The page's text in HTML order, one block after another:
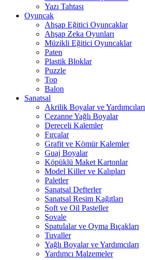
Yazı Tahtası
Oyuncak
Ahşap Eğitici Oyuncaklar
Ahşap Zeka Oyunları
Müzikli Eğitici Oyuncaklar
Paten
Plastik Bloklar
Puzzle
Top
Balon
Sanatsal
Akrilik Boyalar ve Yardımcıları
Cezanne Yağlı Boyalar
Dereceli Kalemler
Fırçalar
Grafit ve Kömür Kalemler
Guaj Boyalar
Köpüklü Maket Kartonlar
Model Killer ve Kalıpları
Paletler
Sanatsal Defterler
Sanatsal Resim Kağıtları
Soft ve Oil Pasteller
Şovale
Spatulalar ve Oyma Bıçakları
Tuvaller
Yağlı Boyalar ve Yardımcıları
Yardımcı Malzemeler